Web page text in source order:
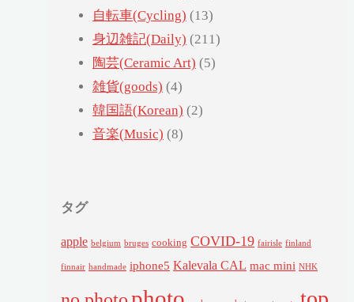
自転車(Cycling) (13)
身辺雑記(Daily) (211)
陶芸(Ceramic Art) (5)
雑貨(goods) (4)
韓国語(Korean) (2)
音楽(Music) (8)
タグ
apple belgium bruges cooking COVID-19 fairisle finland
finnair handmade iphone5 Kalevala CAL mac mini NHK